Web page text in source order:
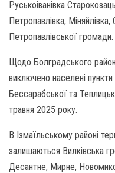
Руськоіванівка
Петропавлівка,
Петропавлівської громади.
Щодо Болградського
виключено населені
Бессарабської та
травня 2025 року.
В Ізмаїльському районі
залишаються Вилківська
Десантне, Мирне,